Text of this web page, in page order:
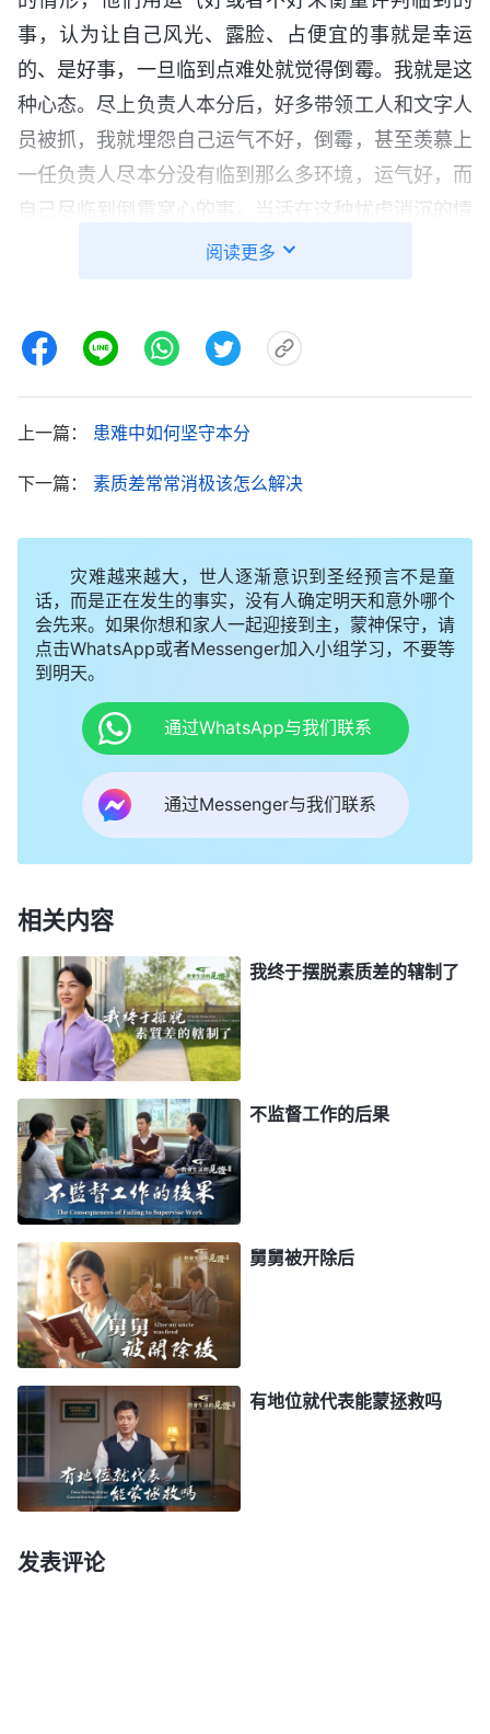
事，认为让自己风光、露脸、占便宜的事就是幸运
的、是好事，一旦临到点难处就觉得倒霉。我就是这
种心态。尽上负责人本分后，好多带领工人和文字人
员被抓，我就埋怨自己运气不好，倒霉，甚至羡慕上
一任负责人尽本分没有临到那么多环境，运气好，而
自己尽临到倒霉窝心的事。当活在这种忧虑消沉的情
形里的时候，我尽本分就消极怠工，该尽的本分也没
意的事就抵触、消沉，不能从神领受，不经历神的作
的，我不愿再凭不信派的观点来衡量临到的人事物
好坏的人，他的思想观点是什么？这类人的实质是什
么？他为什么特别注重运气好与不好呢？注重运气的
人，他是希望自己运气好还是不好啊？（希望自己运
气好。）对了，其实他是追求自己运气好，什么好事
都临到自己，自己占便宜得利就行，别人怎么遭罪、
怎么受苦、怎么难他都不管。他不希望临到自己认为
的倒霉事，就是什么不好的事都别临到他，挫折失败
啊，难堪啊，修理对付啊，或是丢失东西啊，吃亏
啊，上当受骗啊，这些事都别临到，要是临到那就是
倒霉，不管是谁安排的，临到不好的事就是倒霉。所
赚大钱啊，当大官啊，都临到自己，这就是运气好。
他总用运气好坏来衡量临到的人事物，他追求的不是
运气不好，而是追求运气好，一旦有一点不如意，他
就来气、就恼火，心里就不满。说白了，这类人就是
自私自利的东西，他就追求自己占便宜、自己得利，
追求自己占上风，追求自己露脸，什么好事都让他一
个人占尽他就满意了，这就是他的本性实质、他的真
实面目。”《话・卷六 关于追求真理・怎样追求真理
（二）》通过神话语的揭示看到总用运气来衡量事情
好坏的人其实就是总想好运降到自己头上，只要让自
己占便宜得利怎么都行，这样的人本性特别自私。反
省自己就是这样的人，我总想一切亨通让自己得利。
在共产党疯狂抓捕的恶劣环境下，弟兄姊妹胆怯害
怕、消极软弱，我作为负责人这些关键的问题不去解
决却一心考虑自己的脸面地位，担心工作抓不起来会
影响自己在带领心中的地位，不是埋怨这就是埋怨
那，甚至还想把本分推出去。想想那些被抓捕的弟兄
着怎么把工作作好，而是活在难处里消极怠工，没尽
阅读更多
上一篇： 患难中如何坚守本分
下一篇： 素质差常常消极该怎么解决
灾难越来越大，世人逐渐意识到圣经预言不是童
话，而是正在发生的事实，没有人确定明天和意外哪个
会先来。如果你想和家人一起迎接到主，蒙神保守，请
点击WhatsApp或者Messenger加入小组学习，不要等
到明天。
通过WhatsApp与我们联系
通过Messenger与我们联系
相关内容
我终于摆脱素质差的辖制了
不监督工作的后果
舅舅被开除后
有地位就代表能蒙拯救吗
发表评论